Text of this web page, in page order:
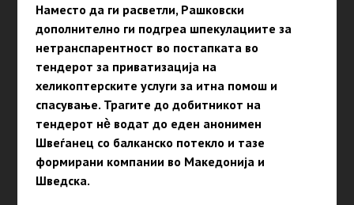
Наместо да ги расветли, Рашковски
дополнително ги подгреа шпекулациите за
нетранспарентност во постапката во
тендерот за приватизација на
хеликоптерските услуги за итна помош и
спасување. Трагите до добитникот на
тендерот нѐводат до еден анонимен
Швеѓанец со балканско потекло и тазе
формирани компании во Македонија и
Шведска.